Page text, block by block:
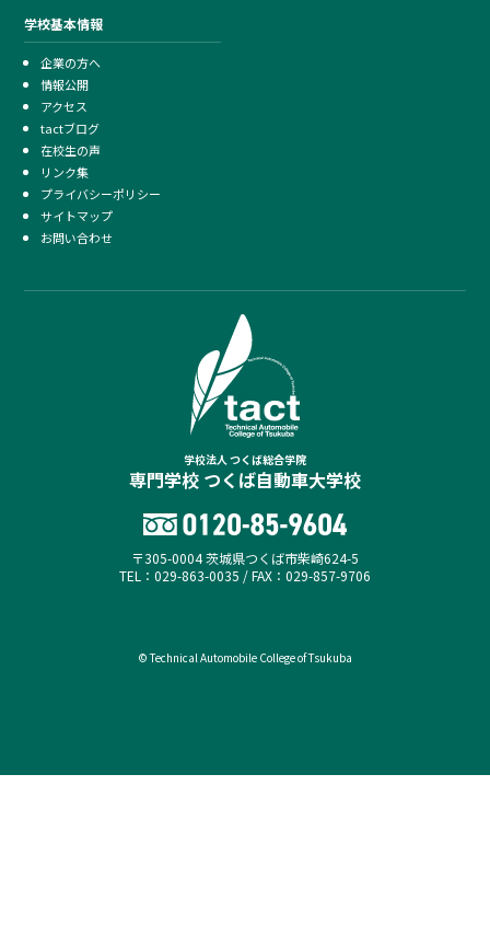
学校基本情報
企業の方へ
情報公開
アクセス
tactブログ
在校生の声
リンク集
プライバシーポリシー
サイトマップ
お問い合わせ
学校法人 つくば総合学院
専門学校 つくば自動車大学校
〒305-0004 茨城県つくば市柴崎624-5
TEL：029-863-0035 / FAX：029-857-9706
© Technical Automobile College of Tsukuba